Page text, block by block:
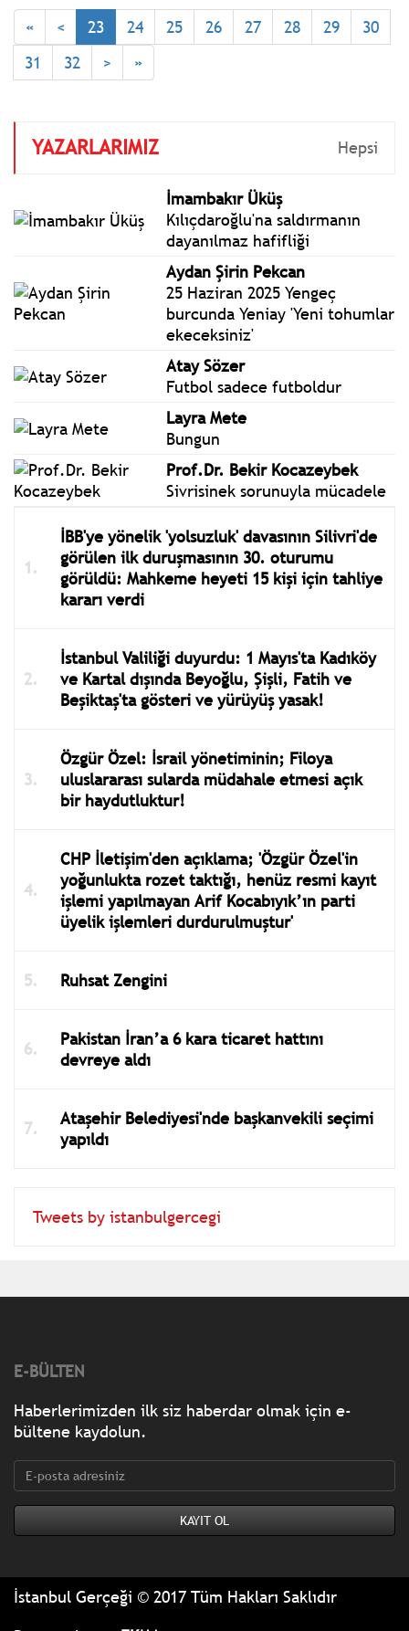
tahliye kararı verildi.
« < 23 24 25 26 27 28 29
30
31
32 > »
YAZARLARIMIZ Hepsi
İmambakır Üküş
Kılıçdaroğlu'na saldırmanın
dayanılmaz hafifliği
Aydan Şirin Pekcan
25 Haziran 2025 Yengeç
burcunda Yeniay 'Yeni tohumlar
ekeceksiniz'
Atay Sözer
Futbol sadece futboldur
Layra Mete
Bungun
Prof.Dr. Bekir Kocazeybek
Sivrisinek sorunuyla mücadele
İBB'ye yönelik 'yolsuzluk' davasının Silivri'de
görülen ilk duruşmasının 30. oturumu
görüldü: Mahkeme heyeti 15 kişi için tahliye
kararı verdi
İstanbul Valiliği duyurdu: 1 Mayıs'ta Kadıköy
ve Kartal dışında Beyoğlu, Şişli, Fatih ve
Beşiktaş'ta gösteri ve yürüyüş yasak!
Özgür Özel: İsrail yönetiminin; Filoya
uluslararası sularda müdahale etmesi açık
bir haydutluktur!
CHP İletişim'den açıklama; 'Özgür Özel'in
yoğunlukta rozet taktığı, henüz resmi kayıt
işlemi yapılmayan Arif Kocabıyık’ın parti
üyelik işlemleri durdurulmuştur'
Ruhsat Zengini
Pakistan İran’a 6 kara ticaret hattını
devreye aldı
Ataşehir Belediyesi'nde başkanvekili seçimi
yapıldı
Tweets by istanbulgercegi
E-BÜLTEN
Haberlerimizden ilk siz haberdar olmak için e-
bültene kaydolun.
İstanbul Gerçeği © 2017 Tüm Hakları Saklıdır